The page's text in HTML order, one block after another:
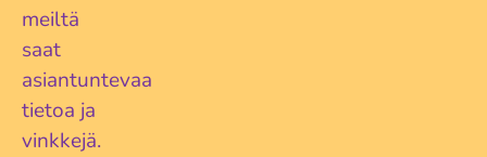
meiltä
saat
asiantuntevaa
tietoa ja
vinkkejä.